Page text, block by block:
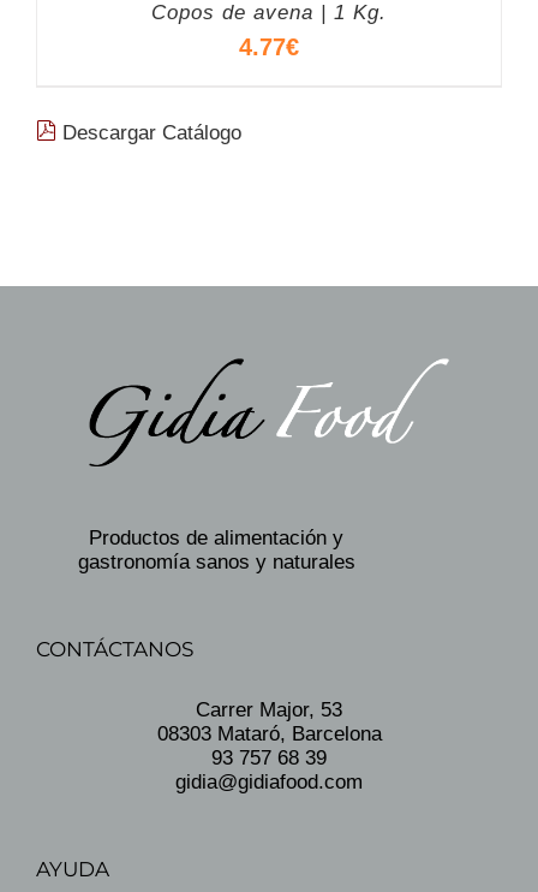
Copos de avena | 1 Kg.
4.77€
Descargar Catálogo
Productos de alimentación y
gastronomía sanos y naturales
CONTÁCTANOS
Carrer Major, 53
08303 Mataró, Barcelona
93 757 68 39
gidia@gidiafood.com
AYUDA